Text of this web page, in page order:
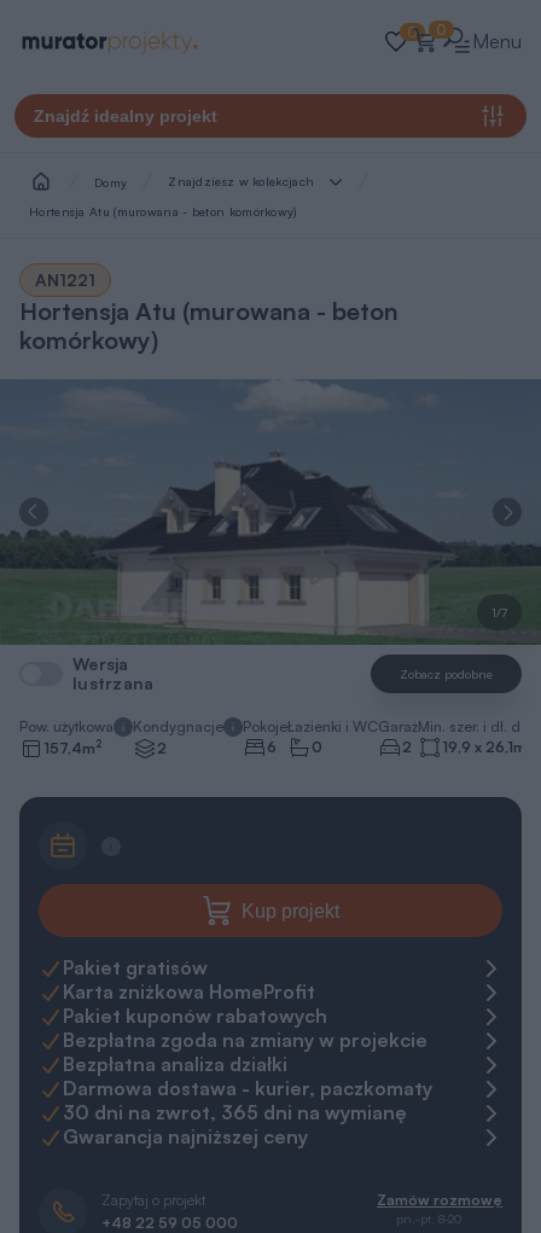
0 0 Menu
Znajdź idealny projekt
Domy Znajdziesz w kolekcjach
Hortensja Atu (murowana - beton komórkowy)
AN1221
Hortensja Atu (murowana - beton
komórkowy)
1/7
Wersja
lustrzana
Zobacz podobne
Pow. użytkowa
157,4m2
Kondygnacje
2
Pokoje
6
Łazienki i WC
0
Garaż
2
Min. szer. i dł.
19,9 x 26,1m
Kup projekt
Pakiet gratisów
Karta zniżkowa HomeProfit
Pakiet kuponów rabatowych
Bezpłatna zgoda na zmiany w projekcie
Bezpłatna analiza działki
Darmowa dostawa - kurier, paczkomaty
30 dni na zwrot, 365 dni na wymianę
Gwarancja najniższej ceny
Zapytaj o projekt
+48 22 59 05 000
Zamów rozmowę
pn.-pt. 8-20